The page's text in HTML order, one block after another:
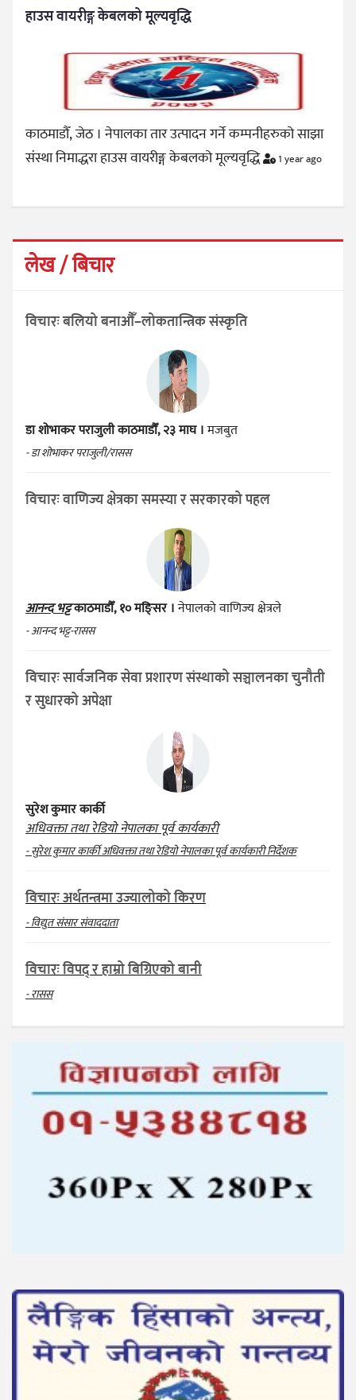
हाउस वायरीङ्ग केबलको मूल्यवृद्धि
काठमाडौँ, जेठ । नेपालका तार उत्पादन गर्ने कम्पनीहरुको साझा
संस्था निमाद्धरा हाउस वायरीङ्ग केबलको मूल्यवृद्धि
1 year ago
लेख / बिचार
विचारः बलियो बनाऔँ–लोकतान्त्रिक संस्कृति
डा शोभाकर पराजुलीकाठमाडौँ, २३ माघ ।मजबुत
- डा शोभाकर पराजुली/रासस
विचारः वाणिज्य क्षेत्रका समस्या र सरकारको पहल
आनन्द भट्टकाठमाडौँ, १० मङ्सिर ।नेपालको वाणिज्य क्षेत्रले
- आनन्द भट्ट-रासस
विचारः सार्वजनिक सेवा प्रशारण संस्थाको सञ्चालनका चुनौती
र सुधारको अपेक्षा
सुरेश कुमार कार्की
अधिवक्ता तथा रेडियो नेपालका पूर्व कार्यकारी
- सुरेश कुमार कार्की अधिवक्ता तथा रेडियो नेपालका पूर्व कार्यकारी निर्देशक
विचारः अर्थतन्त्रमा उज्यालोको किरण
- विद्युत संसार संवाददाता
विचारः विपद् र हाम्रो बिग्रिएको बानी
- रासस